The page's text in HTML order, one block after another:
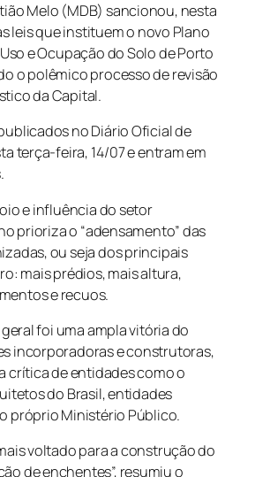
Melo (MDB) sancionou, nesta
leis que instituem o novo Plano
e Ocupação do Solo de Porto
o polêmico processo de revisão
da Capital.
no Diário Oficial de
terça-feira, 14/07 e entram em
e influência do setor
prioriza o “adensamento” das
ou seja dos principais
mais prédios, mais altura,
e recuos.
foi uma ampla vitória do
incorporadoras e construtoras,
crítica de entidades como o
do Brasil, entidades
próprio Ministério Público.
voltado para a construção do
de enchentes”, resumiu o